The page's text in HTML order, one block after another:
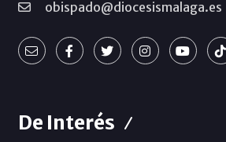
obispado@diocesismalaga.es
De Interés